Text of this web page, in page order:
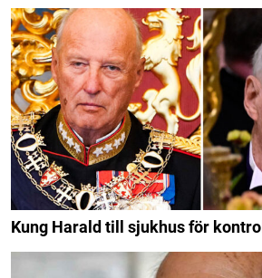
Kung Harald till sjukhus för kontroll